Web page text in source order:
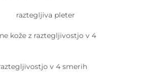
raztegljiva pleter
kože z raztegljivostjo v 4
v 4 smerih